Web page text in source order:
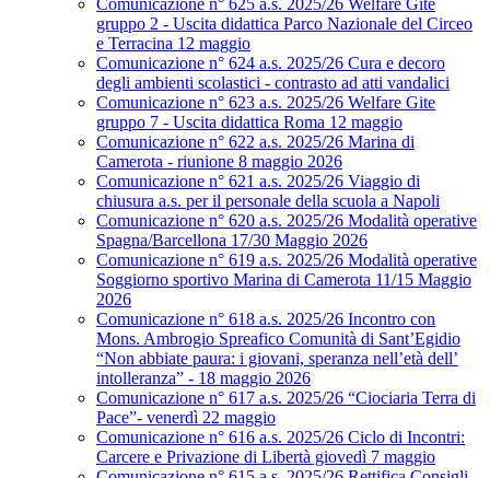
Comunicazione n° 625 a.s. 2025/26 Welfare Gite
gruppo 2 - Uscita didattica Parco Nazionale del Circeo
e Terracina 12 maggio
Comunicazione n° 624 a.s. 2025/26 Cura e decoro
degli ambienti scolastici - contrasto ad atti vandalici
Comunicazione n° 623 a.s. 2025/26 Welfare Gite
gruppo 7 - Uscita didattica Roma 12 maggio
Comunicazione n° 622 a.s. 2025/26 Marina di
Camerota - riunione 8 maggio 2026
Comunicazione n° 621 a.s. 2025/26 Viaggio di
chiusura a.s. per il personale della scuola a Napoli
Comunicazione n° 620 a.s. 2025/26 Modalità operative
Spagna/Barcellona 17/30 Maggio 2026
Comunicazione n° 619 a.s. 2025/26 Modalità operative
Soggiorno sportivo Marina di Camerota 11/15 Maggio
2026
Comunicazione n° 618 a.s. 2025/26 Incontro con
Mons. Ambrogio Spreafico Comunità di Sant’Egidio
“Non abbiate paura: i giovani, speranza nell’età dell’
intolleranza” - 18 maggio 2026
Comunicazione n° 617 a.s. 2025/26 “Ciociaria Terra di
Pace”- venerdì 22 maggio
Comunicazione n° 616 a.s. 2025/26 Ciclo di Incontri:
Carcere e Privazione di Libertà giovedì 7 maggio